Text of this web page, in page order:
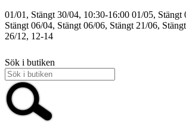
01/01, Stängt 30/04, 10:30-16:00 01/05, Stängt
Stängt 06/04, Stängt 06/06, Stängt 21/06, Stängt
26/12, 12-14
Sök i butiken